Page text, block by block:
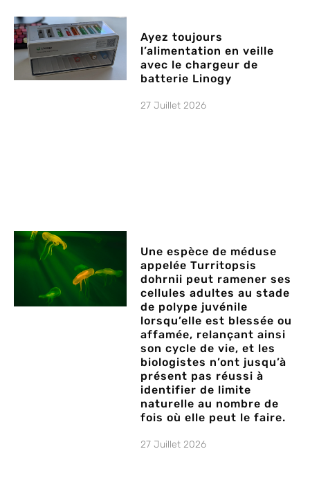
Ayez toujours
l’alimentation en veille
avec le chargeur de
batterie Linogy
27 Juillet 2026
Une espèce de méduse
appelée Turritopsis
dohrnii peut ramener ses
cellules adultes au stade
de polype juvénile
lorsqu’elle est blessée ou
affamée, relançant ainsi
son cycle de vie, et les
biologistes n’ont jusqu’à
présent pas réussi à
identifier de limite
naturelle au nombre de
fois où elle peut le faire.
27 Juillet 2026